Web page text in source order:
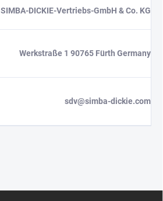
SIMBA-DICKIE-Vertriebs-GmbH & Co. KG
Werkstraße 1 90765 Fürth Germany
sdv@simba-dickie.com